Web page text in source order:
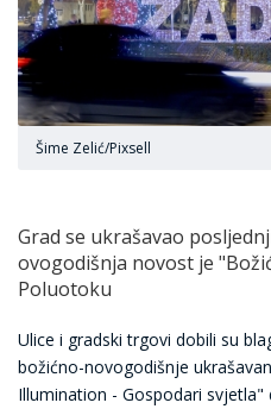
Šime Zelić/Pixsell
Grad se ukrašavao
ovogodišnja novost je
Poluotoku
Ulice i gradski trgovi dobili su
božićno-novogodišnje
Illumination - Gospodari svjetla"